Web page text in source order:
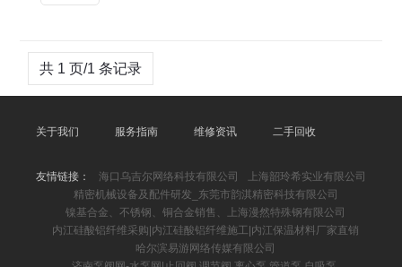
共 1 页/1 条记录
关于我们 服务指南 维修资讯 二手回收
友情链接： 海口乌吉尔网络科技有限公司
上海韶玲希实业有限公司
精密机械设备及配件研发_东莞市韵淇精密科技有限公司
镍基合金、不锈钢、铜合金销售、上海漫然特殊钢有限公司
内江硅酸铝纤维采购|内江硅酸铝纤维施工|内江保温材料厂家直销
哈尔滨易游网络传媒有限公司